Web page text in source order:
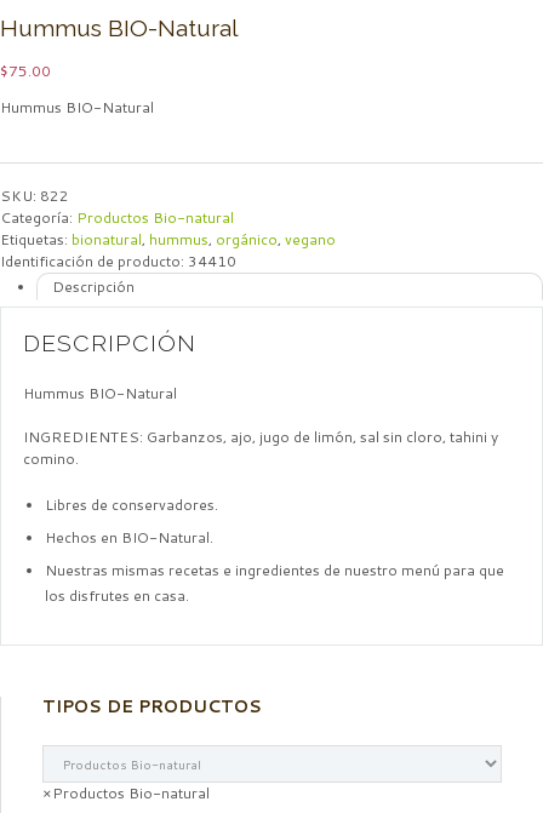
Hummus BIO-Natural
$75.00
Hummus BIO-Natural
SKU: 822
Categoría: Productos Bio-natural
Etiquetas: bionatural, hummus, orgánico, vegano
Identificación de producto: 34410
Descripción
DESCRIPCIÓN
Hummus BIO-Natural
INGREDIENTES: Garbanzos, ajo, jugo de limón, sal sin cloro, tahini y
comino.
Libres de conservadores.
Hechos en BIO-Natural.
Nuestras mismas recetas e ingredientes de nuestro menú para que
los disfrutes en casa.
TIPOS DE PRODUCTOS
×Productos Bio-natural